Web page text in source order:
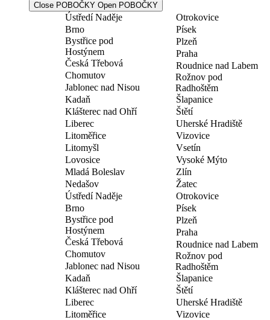
Close POBOČKY Open POBOČKY
Ústředí Naděje
Brno
Bystřice pod
Hostýnem
Česká Třebová
Chomutov
Jablonec nad Nisou
Kadaň
Klášterec nad Ohří
Liberec
Litoměřice
Litomyšl
Lovosice
Mladá Boleslav
Nedašov
Otrokovice
Písek
Plzeň
Praha
Roudnice nad Labem
Rožnov pod
Radhoštěm
Šlapanice
Štětí
Uherské Hradiště
Vizovice
Vsetín
Vysoké Mýto
Zlín
Žatec
Ústředí Naděje
Brno
Bystřice pod
Hostýnem
Česká Třebová
Chomutov
Jablonec nad Nisou
Kadaň
Klášterec nad Ohří
Liberec
Litoměřice
Otrokovice
Písek
Plzeň
Praha
Roudnice nad Labem
Rožnov pod
Radhoštěm
Šlapanice
Štětí
Uherské Hradiště
Vizovice